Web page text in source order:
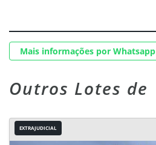
Mais informações por Whatsapp
Outros Lotes de
EXTRAJUDICIAL